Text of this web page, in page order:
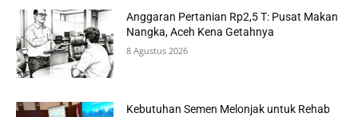
Anggaran Pertanian Rp2,5 T: Pusat Makan
Nangka, Aceh Kena Getahnya
8 Agustus 2026
Kebutuhan Semen Melonjak untuk Rehab